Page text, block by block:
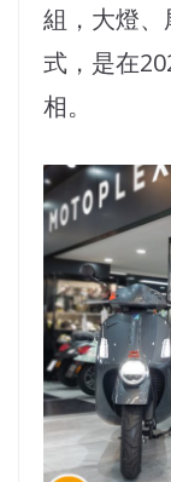
組，大燈、
式，是在
相。